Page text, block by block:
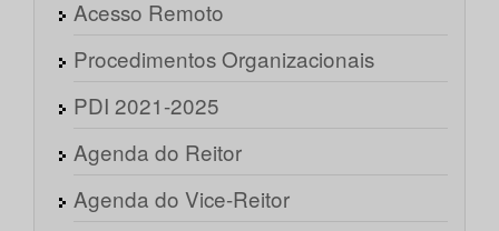
Acesso Remoto
Procedimentos Organizacionais
PDI 2021-2025
Agenda do Reitor
Agenda do Vice-Reitor